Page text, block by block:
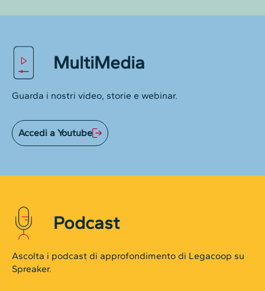
MultiMedia
Guarda i nostri video, storie e webinar.
Accedi a Youtube
Podcast
Ascolta i podcast di approfondimento di Legacoop su
Spreaker.